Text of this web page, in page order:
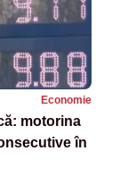
Economie
motorina
în